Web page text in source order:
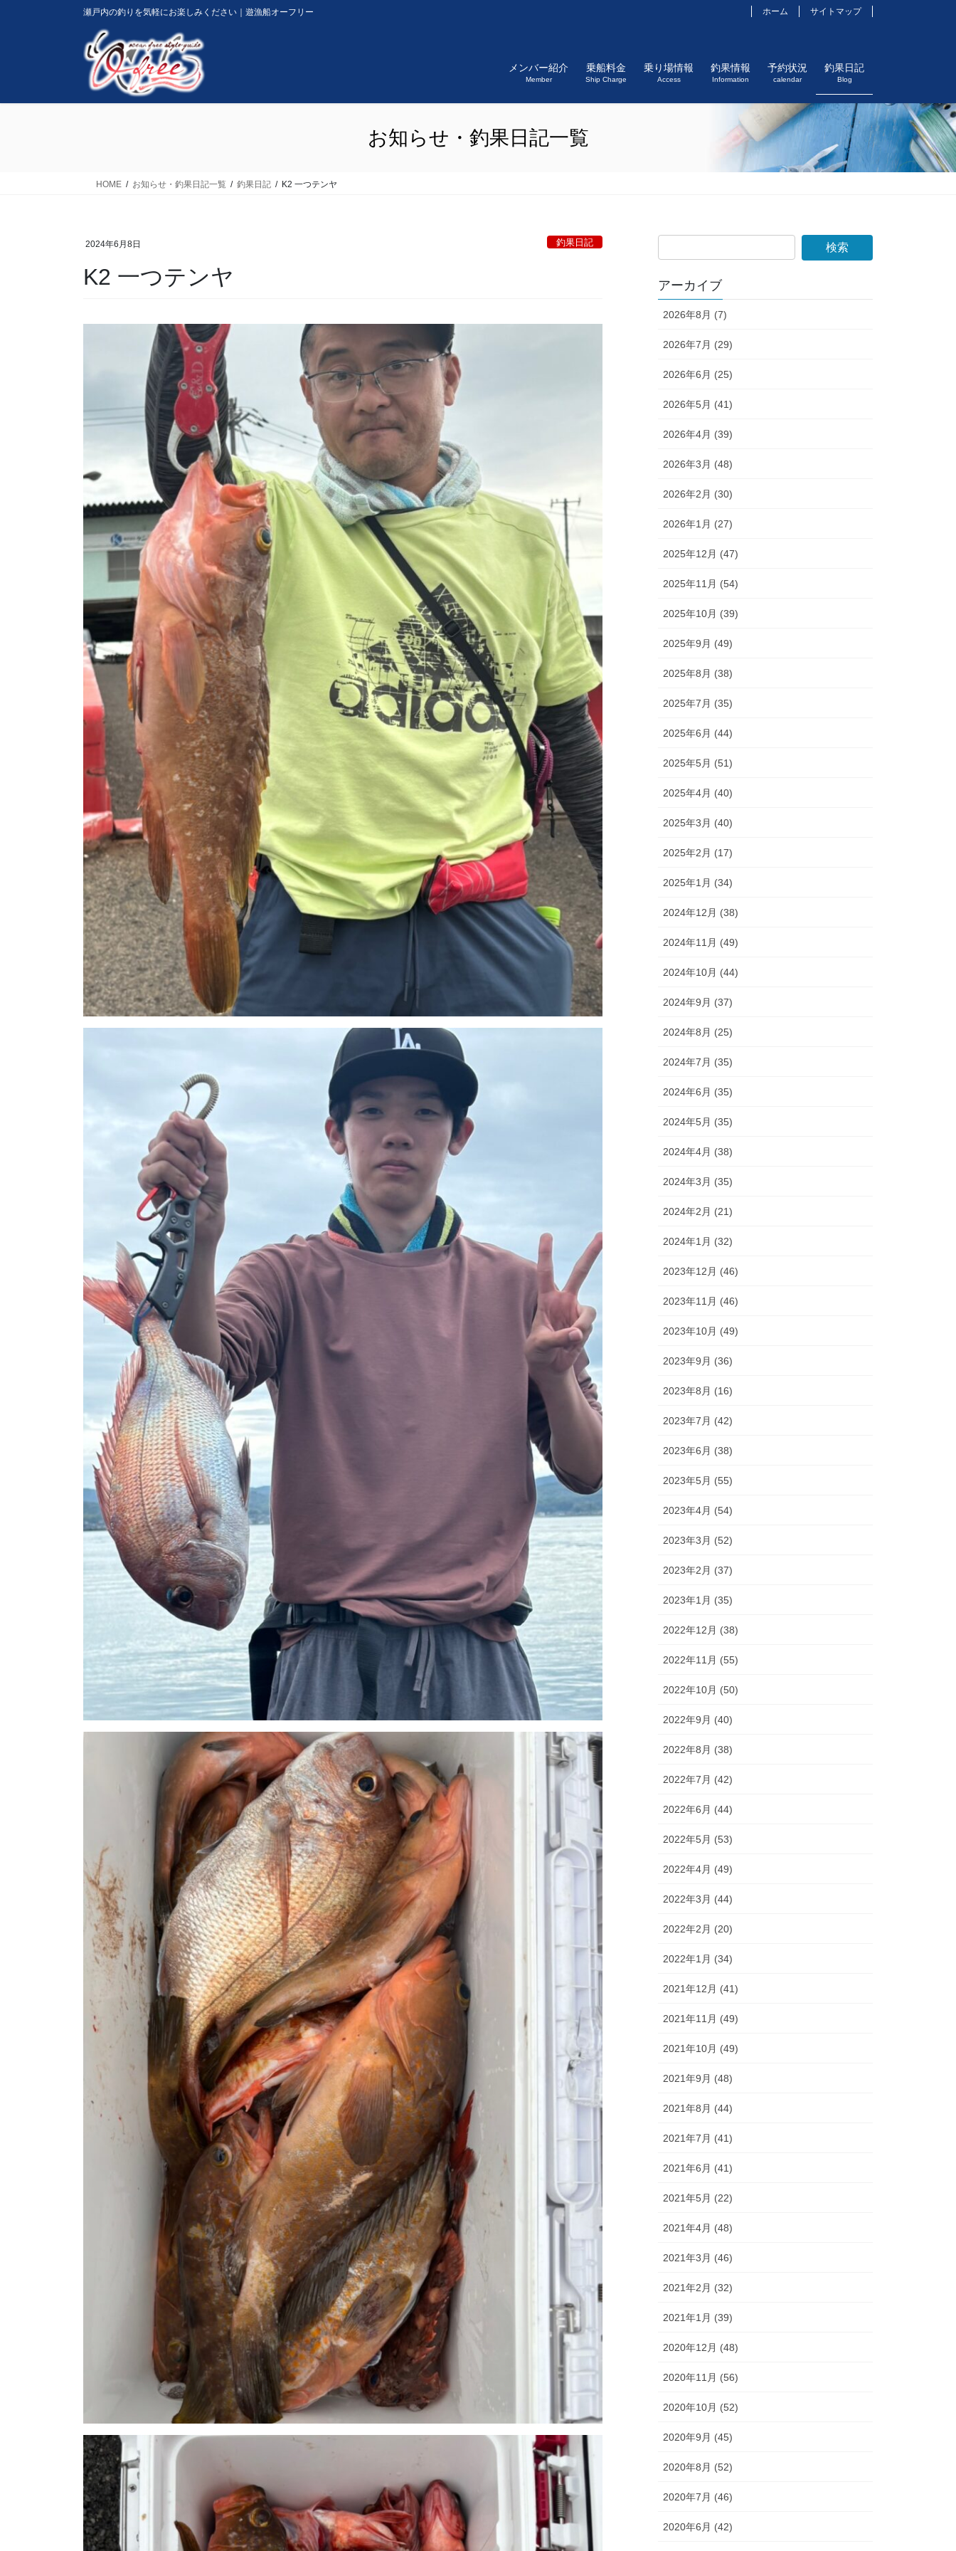
瀬戸内の釣りを気軽にお楽しみください｜遊漁船オーフリー ホーム サイトマップ
メンバー紹介
Member
乗船料金
Ship Charge
乗り場情報
Access
釣果情報
Information
予約状況
calendar
釣果日記
Blog
お知らせ・釣果日記一覧
HOME お知らせ・釣果日記一覧 釣果日記 K2 一つテンヤ
2024年6月8日 釣果日記
K2 一つテンヤ アーカイブ
2026年8月 (7)
2026年7月 (29)
2026年6月 (25)
2026年5月 (41)
2026年4月 (39)
2026年3月 (48)
2026年2月 (30)
2026年1月 (27)
2025年12月 (47)
2025年11月 (54)
2025年10月 (39)
2025年9月 (49)
2025年8月 (38)
2025年7月 (35)
2025年6月 (44)
2025年5月 (51)
2025年4月 (40)
2025年3月 (40)
2025年2月 (17)
2025年1月 (34)
2024年12月 (38)
2024年11月 (49)
2024年10月 (44)
2024年9月 (37)
2024年8月 (25)
2024年7月 (35)
2024年6月 (35)
2024年5月 (35)
2024年4月 (38)
2024年3月 (35)
2024年2月 (21)
2024年1月 (32)
2023年12月 (46)
2023年11月 (46)
2023年10月 (49)
2023年9月 (36)
2023年8月 (16)
2023年7月 (42)
2023年6月 (38)
2023年5月 (55)
2023年4月 (54)
2023年3月 (52)
2023年2月 (37)
2023年1月 (35)
2022年12月 (38)
2022年11月 (55)
2022年10月 (50)
2022年9月 (40)
2022年8月 (38)
2022年7月 (42)
2022年6月 (44)
2022年5月 (53)
2022年4月 (49)
2022年3月 (44)
2022年2月 (20)
2022年1月 (34)
2021年12月 (41)
2021年11月 (49)
2021年10月 (49)
2021年9月 (48)
2021年8月 (44)
2021年7月 (41)
2021年6月 (41)
2021年5月 (22)
2021年4月 (48)
2021年3月 (46)
2021年2月 (32)
2021年1月 (39)
2020年12月 (48)
2020年11月 (56)
2020年10月 (52)
2020年9月 (45)
2020年8月 (52)
2020年7月 (46)
2020年6月 (42)